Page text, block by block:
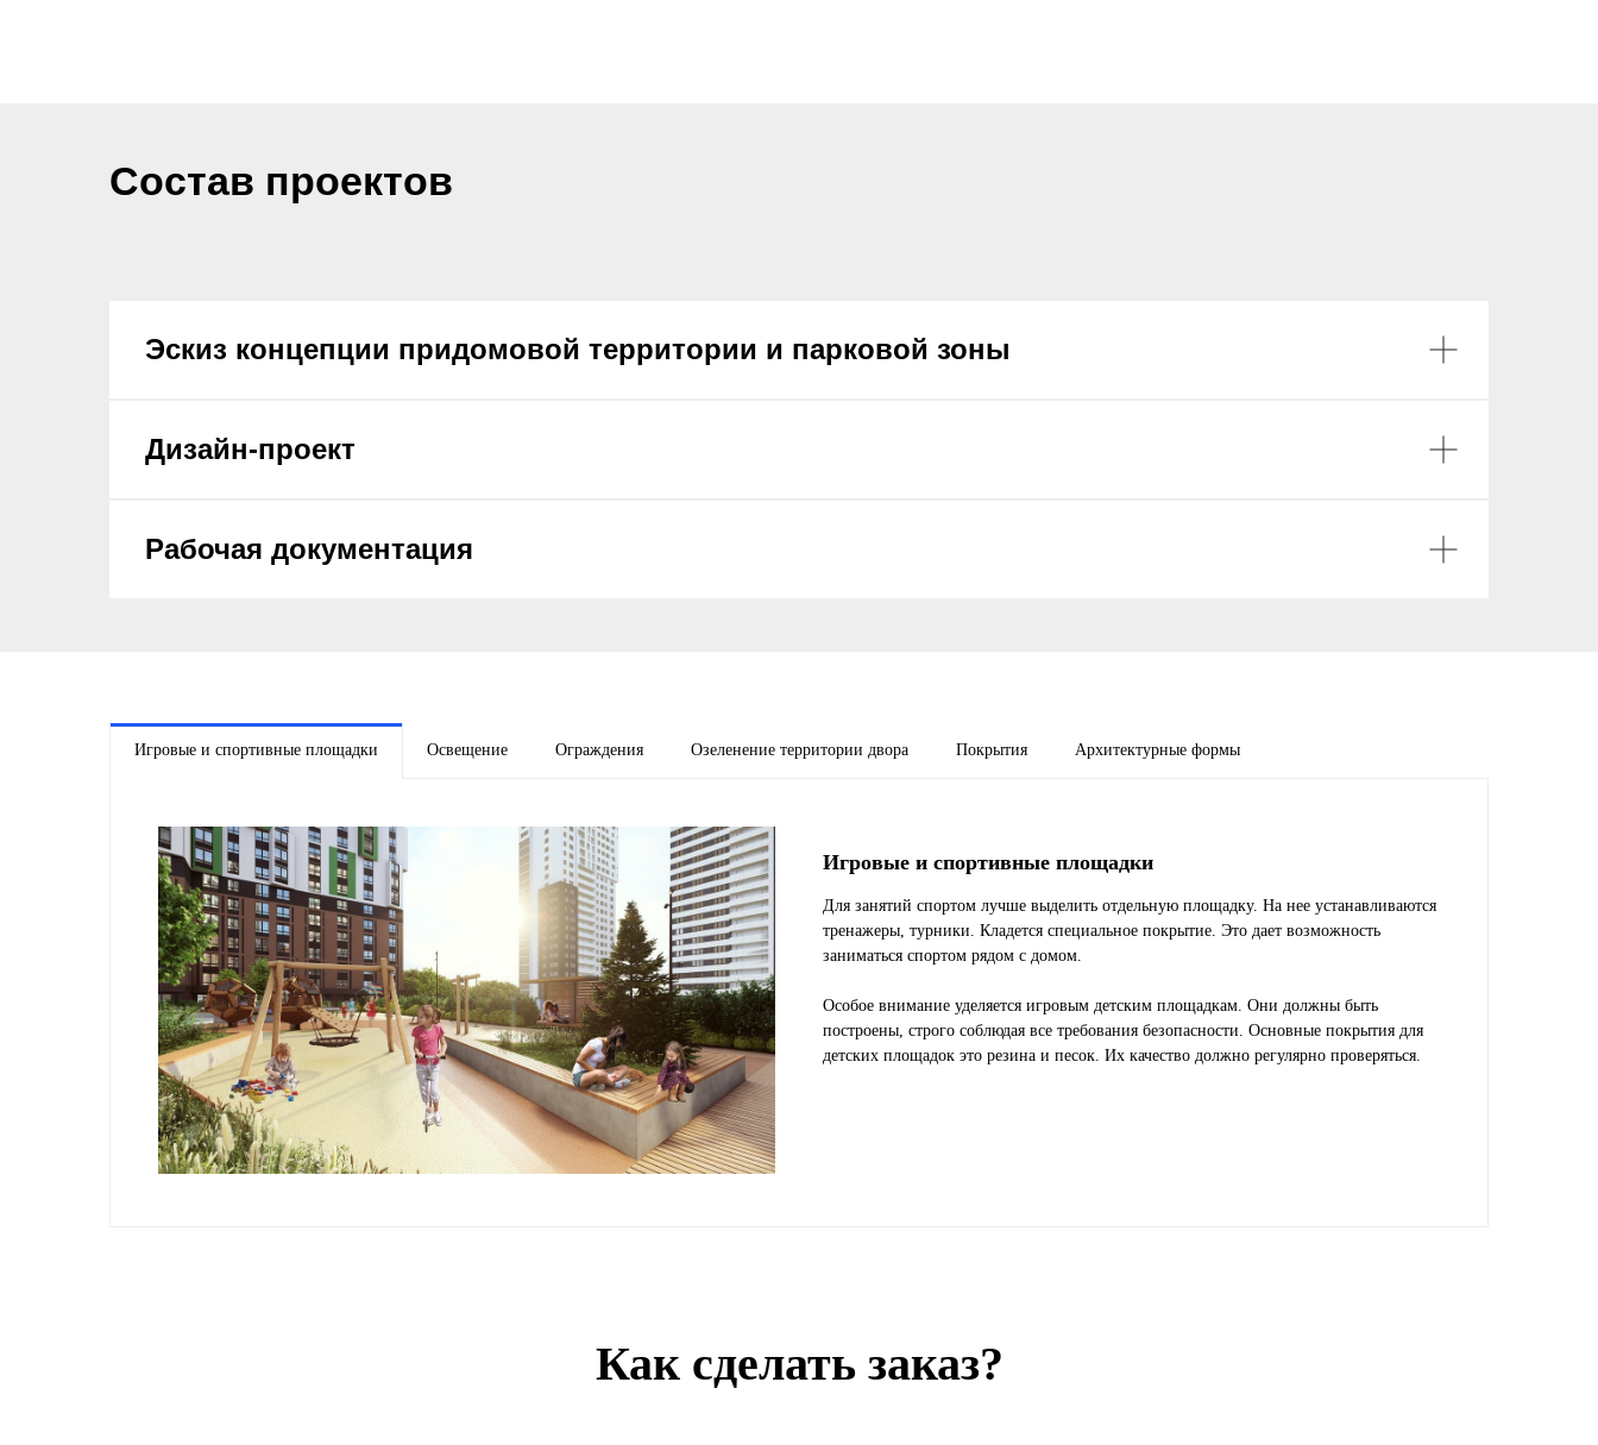
Состав проектов
Эскиз концепции придомовой территории и парковой зоны
Дизайн-проект
Рабочая документация
Игровые и спортивные площадки Освещение Ограждения Озеленение территории двора Покрытия Архитектурные формы
Игровые и спортивные площадки
Для занятий спортом лучше выделить отдельную площадку. На нее устанавливаются
тренажеры, турники. Кладется специальное покрытие. Это дает возможность
заниматься спортом рядом с домом.
Особое внимание уделяется игровым детским площадкам. Они должны быть
построены, строго соблюдая все требования безопасности. Основные покрытия для
детских площадок это резина и песок. Их качество должно регулярно проверяться.
Как сделать заказ?